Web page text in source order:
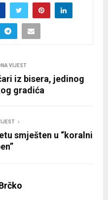
VIJEST
iz bisera, jedinog
gradića
smješten u “koralni